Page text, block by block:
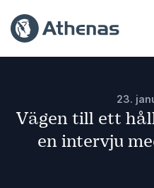
23.
Vägen till ett
en intervju